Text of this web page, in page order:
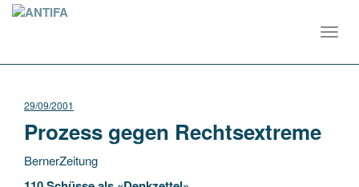
29/09/2001
Prozess gegen Rechtsextreme
BernerZeitung